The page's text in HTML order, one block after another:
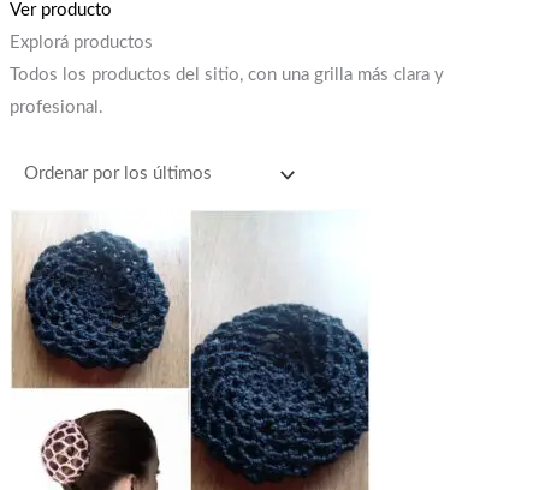
Ver producto
Explorá productos
Todos los productos del sitio, con una grilla más clara y
profesional.